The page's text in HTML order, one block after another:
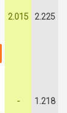
2.015 2.225
- 1.218